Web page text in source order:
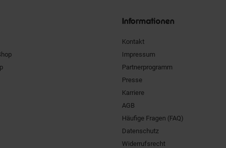
Informationen
Kontakt
Impressum
Partnerprogramm
Presse
Karriere
AGB
Häufige Fragen (FAQ)
Datenschutz
Widerrufsrecht